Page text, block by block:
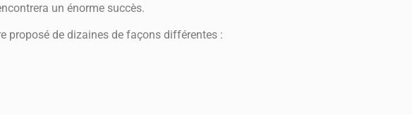
un énorme succès.
proposé de dizaines de façons différentes :